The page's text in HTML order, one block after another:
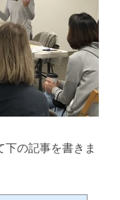
下の記事を書きま